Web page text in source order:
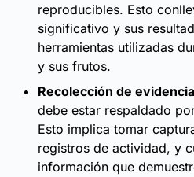
reproducibles. Esto
significativo y sus
herramientas utilizadas
y sus frutos.
Recolección de
debe estar respaldado
Esto implica tomar
registros de actividad, y
información que